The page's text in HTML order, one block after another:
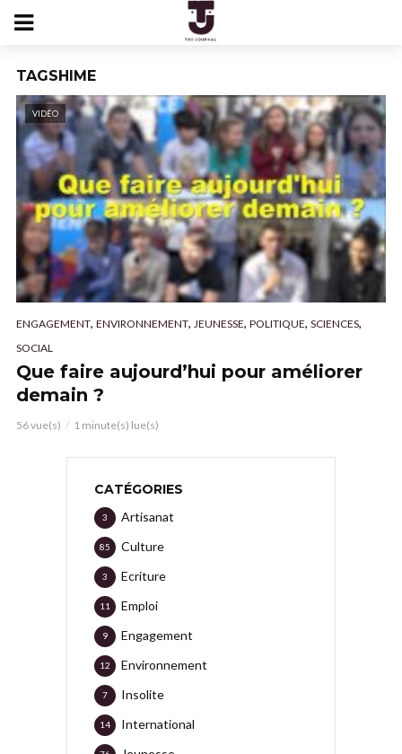
TAGSHIME
VIDÉO
ENGAGEMENT, ENVIRONNEMENT, JEUNESSE, POLITIQUE, SCIENCES,
SOCIAL
Que faire aujourd’hui pour améliorer
demain ?
56 vue(s) 1 minute(s) lue(s)
CATÉGORIES
Artisanat
3
Culture
85
Ecriture
3
Emploi
11
Engagement
9
Environnement
12
Insolite
7
International
14